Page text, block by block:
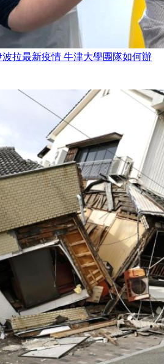
拉最新疫情 牛津大學團隊如何辦